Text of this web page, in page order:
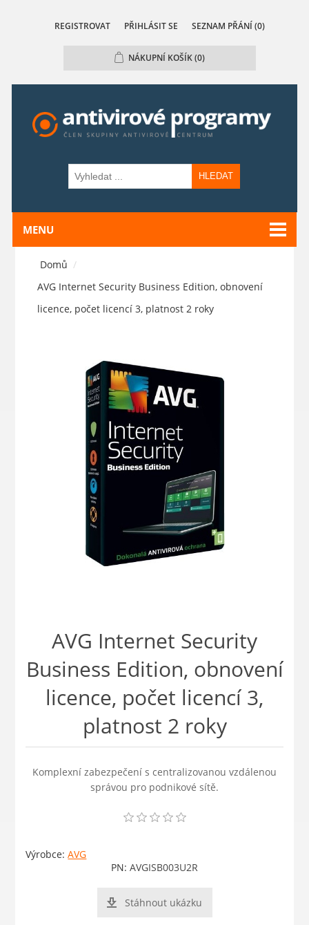
REGISTROVAT PŘIHLÁSIT SE SEZNAM PŘÁNÍ (0)
NÁKUPNÍ KOŠÍK(0)
HLEDAT
MENU
Domů /
AVG Internet Security Business Edition, obnovení
licence, počet licencí 3, platnost 2 roky
AVG Internet Security
Business Edition, obnovení
licence, počet licencí 3,
platnost 2 roky
Komplexní zabezpečení s centralizovanou vzdálenou
správou pro podnikové sítě.
Výrobce: AVG
PN: AVGISB003U2R
Stáhnout ukázku